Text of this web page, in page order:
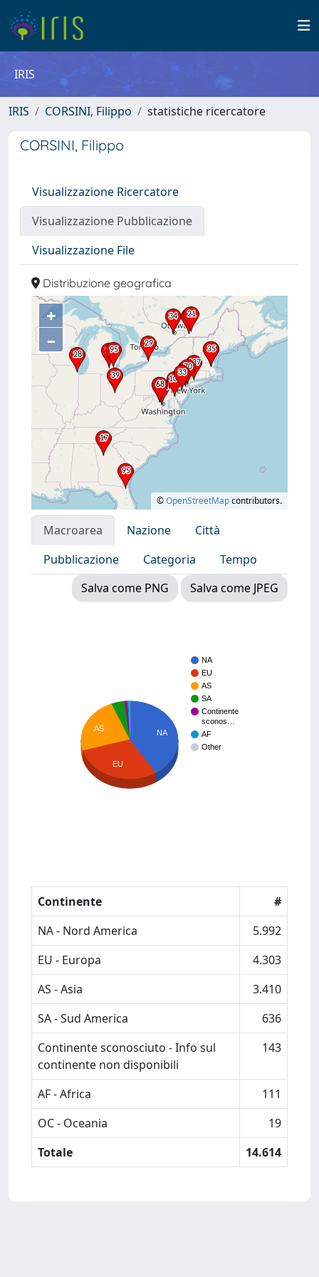
IRIS
IRIS CORSINI, Filippo statistiche ricercatore
CORSINI, Filippo
Visualizzazione Ricercatore
Visualizzazione Pubblicazione
Visualizzazione File
Distribuzione geografica
+
–
©OpenStreetMapcontributors.
Macroarea Nazione
Città
Pubblicazione
Categoria
Tempo
Salva come PNG
Salva come JPEG
NA
EU
AS
SA
Continente
sconos…
AF
Other
NA
AS
EU
Continente
#
NA - Nord America
5.992
EU - Europa
4.303
AS - Asia
3.410
SA - Sud America
636
Continente sconosciuto - Info sul
continente non disponibili
143
AF - Africa
111
OC - Oceania
19
Totale
14.614